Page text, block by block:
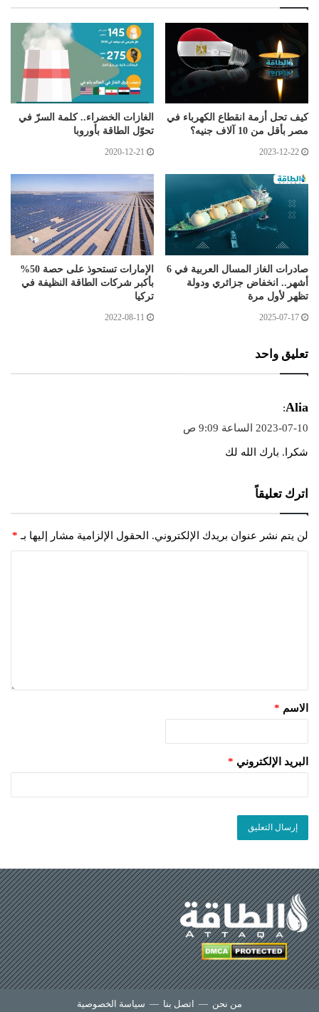
كيف تحل أزمة انقطاع الكهرباء في
مصر بأقل من 10 آلاف جنيه؟
2023-12-22
الغازات الخضراء.. كلمة السرّ في
تحوّل الطاقة بأوروبا
2020-12-21
صادرات الغاز المسال العربية في 6
أشهر.. انخفاض جزائري ودولة
تظهر لأول مرة
2025-07-17
الإمارات تستحوذ على حصة 50%
بأكبر شركات الطاقة النظيفة في
تركيا
2022-08-11
تعليق واحد
ي
ق
Alia
:
2023-07-10 الساعة 9:09 ص
شكرا. بارك الله لك
اترك تعليقاً
لن يتم نشر عنوان بريدك الإلكتروني. الحقول الإلزامية مشار إليها بـ *
الاسم *
البريد الإلكتروني *
من نحن — اتصل بنا — سياسة الخصوصية